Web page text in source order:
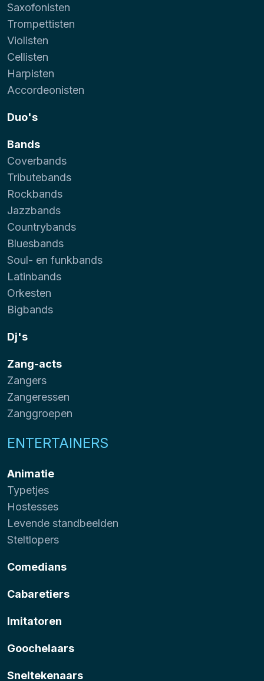
Saxofonisten
Trompettisten
Violisten
Cellisten
Harpisten
Accordeonisten
Duo's
Bands
Coverbands
Tributebands
Rockbands
Jazzbands
Countrybands
Bluesbands
Soul- en funkbands
Latinbands
Orkesten
Bigbands
Dj's
Zang-acts
Zangers
Zangeressen
Zanggroepen
ENTERTAINERS
Animatie
Typetjes
Hostesses
Levende standbeelden
Steltlopers
Comedians
Cabaretiers
Imitatoren
Goochelaars
Sneltekenaars